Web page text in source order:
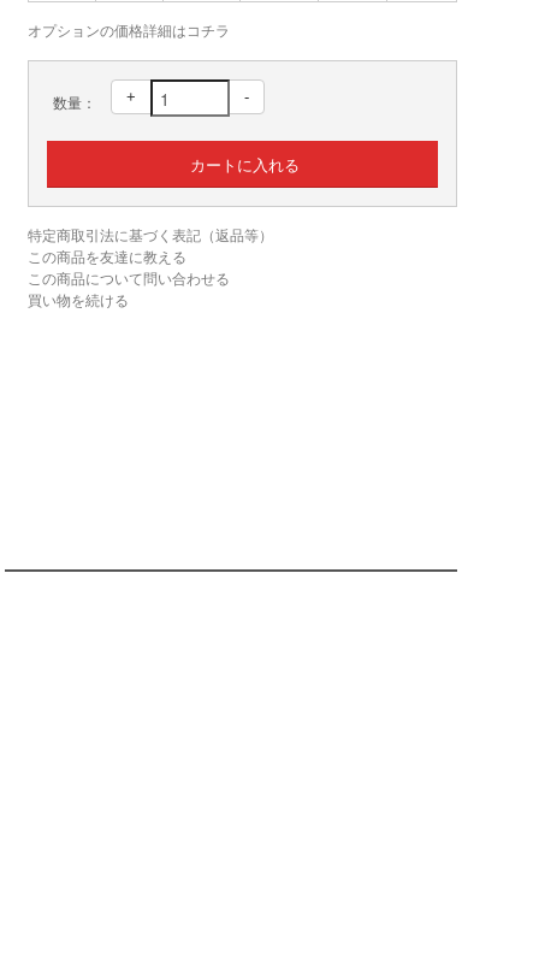
オプションの価格詳細はコチラ
数量： + -
特定商取引法に基づく表記（返品等）
この商品を友達に教える
この商品について問い合わせる
買い物を続ける